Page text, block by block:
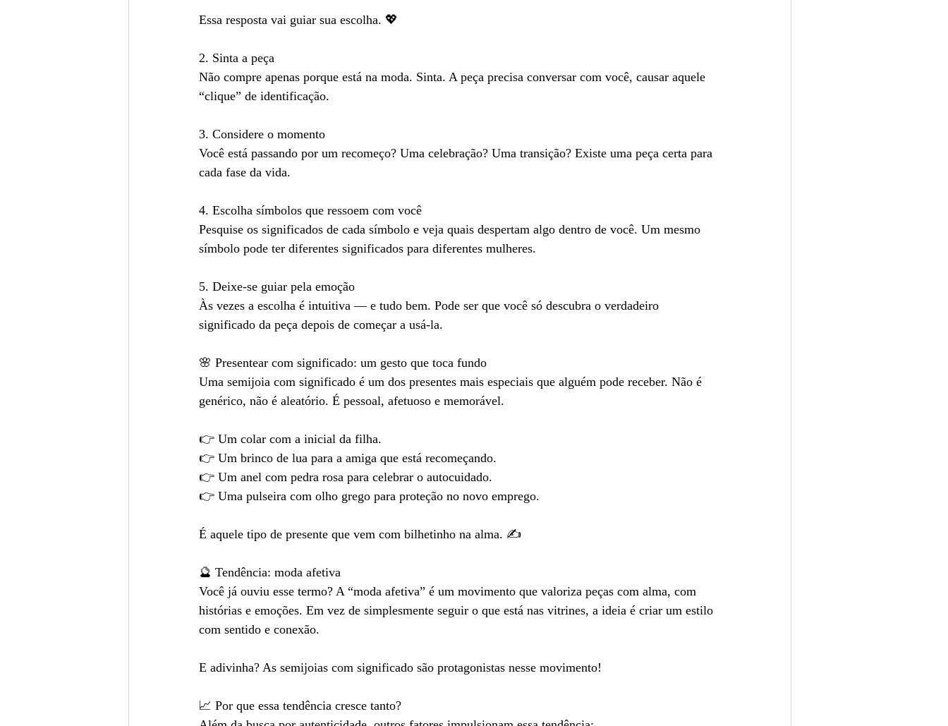
Essa resposta vai guiar sua escolha. 💖
2. Sinta a peça
Não compre apenas porque está na moda. Sinta. A peça precisa conversar com você, causar aquele
“clique” de identificação.
3. Considere o momento
Você está passando por um recomeço? Uma celebração? Uma transição? Existe uma peça certa para
cada fase da vida.
4. Escolha símbolos que ressoem com você
Pesquise os significados de cada símbolo e veja quais despertam algo dentro de você. Um mesmo
símbolo pode ter diferentes significados para diferentes mulheres.
5. Deixe-se guiar pela emoção
Às vezes a escolha é intuitiva — e tudo bem. Pode ser que você só descubra o verdadeiro
significado da peça depois de começar a usá-la.
🌸 Presentear com significado: um gesto que toca fundo
Uma semijoia com significado é um dos presentes mais especiais que alguém pode receber. Não é
genérico, não é aleatório. É pessoal, afetuoso e memorável.
👉 Um colar com a inicial da filha.
👉 Um brinco de lua para a amiga que está recomeçando.
👉 Um anel com pedra rosa para celebrar o autocuidado.
👉 Uma pulseira com olho grego para proteção no novo emprego.
É aquele tipo de presente que vem com bilhetinho na alma. ✍️
🔮 Tendência: moda afetiva
Você já ouviu esse termo? A “moda afetiva” é um movimento que valoriza peças com alma, com
histórias e emoções. Em vez de simplesmente seguir o que está nas vitrines, a ideia é criar um estilo
com sentido e conexão.
E adivinha? As semijoias com significado são protagonistas nesse movimento!
📈 Por que essa tendência cresce tanto?